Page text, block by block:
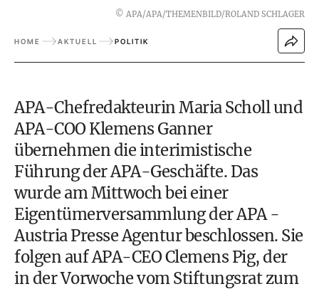
© APA/APA/THEMENBILD/ROLAND SCHLAGER
HOME AKTUELL POLITIK
APA-Chefredakteurin Maria Scholl und
APA-COO Klemens Ganner
übernehmen die interimistische
Führung der APA-Geschäfte. Das
wurde am Mittwoch bei einer
Eigentümerversammlung der APA -
Austria Presse Agentur beschlossen. Sie
folgen auf APA-CEO Clemens Pig, der
in der Vorwoche vom Stiftungsrat zum